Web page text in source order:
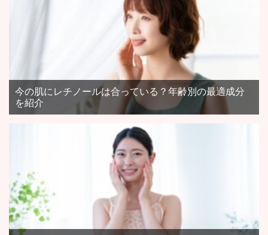
今の肌にレチノールは合っている？年齢別の最適成分
を紹介